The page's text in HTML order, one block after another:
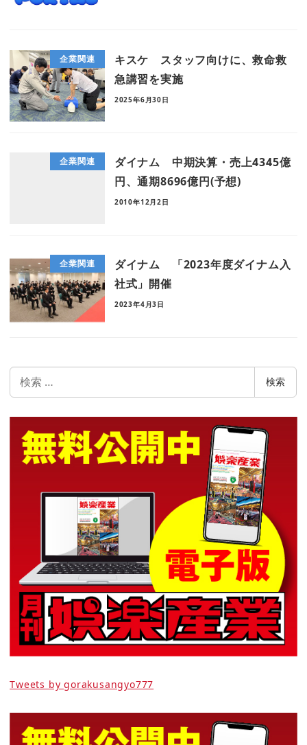
企業関連
キスケ スタッフ向けに、救命救
急講習を実施
2025年6月30日
企業関連
ダイナム 中期決算・売上4345億
円、通期8696億円(予想)
2010年12月2日
企業関連
ダイナム 「2023年度ダイナム入
社式」開催
2023年4月3日
索
検索
Tweets by gorakusangyo777